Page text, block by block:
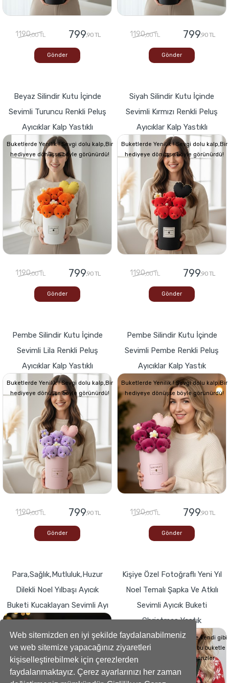
Web sitemizden en iyi şekilde faydalanabilmeniz
ve web sitemize yapacağınız ziyaretleri
kişiselleştirebilmek için çerezlerden
faydalanmaktayız. Çerez ayarlarınızı her zaman
1190,00 TL 799,90 TL
Gönder
1190,00 TL 799,90 TL
Gönder
Beyaz Silindir Kutu İçinde
Sevimli Turuncu Renkli Peluş
Ayıcıklar Kalp Yastıklı
Buketlerde Yenilik ! Sevgi dolu kalp,Bir
hediyeye dönüşse böyle görünürdü!
1190,00 TL 799,90 TL
Gönder
Siyah Silindir Kutu İçinde
Sevimli Kırmızı Renkli Peluş
Ayıcıklar Kalp Yastıklı
Buketlerde Yenilik ! Sevgi dolu kalp,Bir
hediyeye dönüşse böyle görünürdü!
1190,00 TL 799,90 TL
Gönder
Pembe Silindir Kutu İçinde
Sevimli Lila Renkli Peluş
Ayıcıklar Kalp Yastıklı
Buketlerde Yenilik ! Sevgi dolu kalp,Bir
hediyeye dönüşse böyle görünürdü!
1190,00 TL 799,90 TL
Gönder
Pembe Silindir Kutu İçinde
Sevimli Pembe Renkli Peluş
Ayıcıklar Kalp Yastık
Buketlerde Yenilik ! Sevgi dolu kalp,Bir
hediyeye dönüşse böyle görünürdü!
1190,00 TL 799,90 TL
Gönder
Para,Sağlık,Mutluluk,Huzur
Dilekli Noel Yılbaşı Ayıcık
Buketi Kucaklayan Sevimli Ayı
hediyeye dönüşse böyle görünürdü!
Kişiye Özel Fotoğraflı Yeni Yıl
Noel Temalı Şapka Ve Atkılı
Sevimli Ayıcık Buketi
Christmas Yastık
Sevdiklerinizin Kalplerini de kendi gibi
yumuşacık hale getirecek bu buketle
sevdiklerinize küçük süprizler